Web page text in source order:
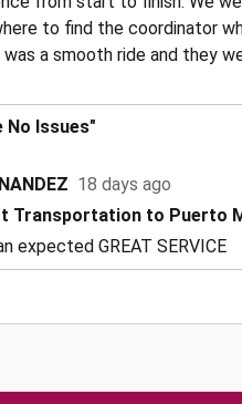
to find the coordinator
a smooth ride and they
No Issues"
18 days ago
Transportation to Puerto
expected GREAT SERVICE